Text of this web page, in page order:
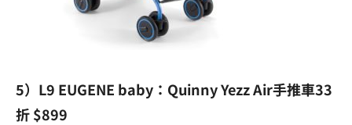
5）L9 EUGENE baby：Quinny Yezz Air手推車33
折 $899